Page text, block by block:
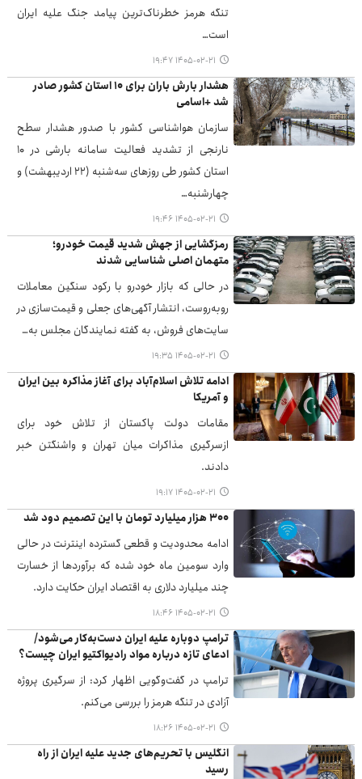
تنگه هرمز خطرناک‌ترین پیامد جنگ علیه ایران
است…
۱۴۰۵-۰۲-۲۱ ۱۹:۴۷
هشدار بارش باران برای ۱۰ استان کشور صادر
شد +اسامی
سازمان هواشناسی کشور با صدور هشدار سطح
نارنجی از تشدید فعالیت سامانه بارشی در ۱۰
استان کشور طی روزهای سه‌شنبه (۲۲ اردیبهشت) و
چهارشنبه…
۱۴۰۵-۰۲-۲۱ ۱۹:۴۶
رمزگشایی از جهش شدید قیمت خودرو؛
متهمان اصلی شناسایی شدند
در حالی که بازار خودرو با رکود سنگین معاملات
روبه‌روست، انتشار آگهی‌های جعلی و قیمت‌سازی در
سایت‌های فروش، به گفته نمایندگان مجلس به…
۱۴۰۵-۰۲-۲۱ ۱۹:۳۵
ادامه تلاش اسلام‌آباد برای آغاز مذاکره بین ایران
و آمریکا
مقامات دولت پاکستان از تلاش خود برای
ازسرگیری مذاکرات میان تهران و واشنگتن خبر
دادند.
۱۴۰۵-۰۲-۲۱ ۱۹:۱۷
۳۰۰ هزار میلیارد تومان با این تصمیم دود شد
ادامه محدودیت و قطعی گسترده اینترنت در حالی
وارد سومین ماه خود شده که برآوردها از خسارت
چند میلیارد دلاری به اقتصاد ایران حکایت دارد.
۱۴۰۵-۰۲-۲۱ ۱۸:۴۶
ترامپ دوباره علیه ایران دست‌به‌کار می‌شود/
ادعای تازه درباره مواد رادیواکتیو ایران چیست؟
ترامپ در گفت‌وگویی اظهار کرد: از سرگیری پروژه
آزادی در تنگه هرمز را بررسی می‌کنم.
۱۴۰۵-۰۲-۲۱ ۱۸:۲۶
انگلیس با تحریم‌های جدید علیه ایران از راه
رسید